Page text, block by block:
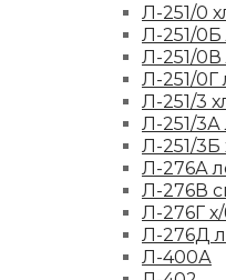
Л-251/0
Л-251/0Б
Л-251/0В
Л-251/0Г
Л-251/3
Л-251/3А
Л-251/3Б
Л-276А
Л-276В
Л-276Г
Л-276Д
Л-400А